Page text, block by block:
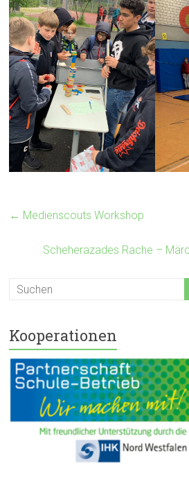
← Medienscouts Workshop
Scheherazades Rache –
Kooperationen